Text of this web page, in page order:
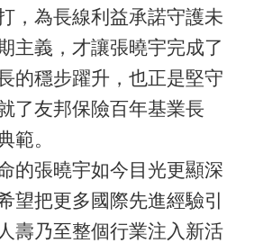
，為長線利益承諾守護未
主義，才讓張曉宇完成了
的穩步躍升，也正是堅守
了友邦保險百年基業長
範。
張曉宇如今目光更顯深
望把更多國際先進經驗引
壽乃至整個行業注入新活